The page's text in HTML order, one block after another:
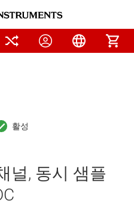
널, 동시 샘플